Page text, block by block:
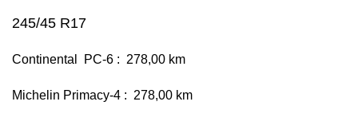
245/45 R17
Continental PC-6 : 278,00 km
Michelin Primacy-4 : 278,00 km